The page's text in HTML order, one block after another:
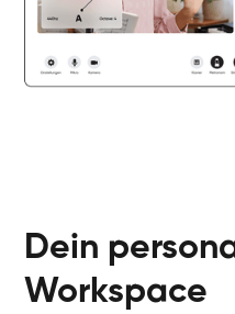
Dein
Workspace